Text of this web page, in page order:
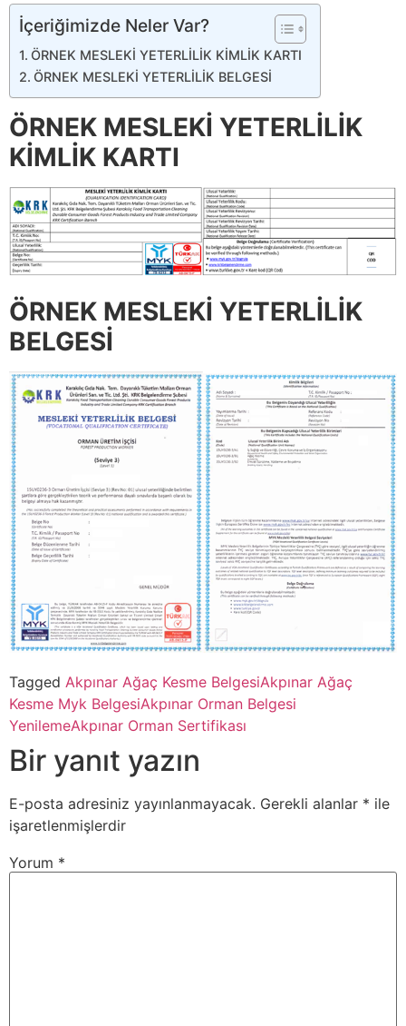
İçeriğimizde Neler Var?
ÖRNEK MESLEKİ YETERLİLİK KİMLİK KARTI
ÖRNEK MESLEKİ YETERLİLİK BELGESİ
ÖRNEK MESLEKİ YETERLİLİK
KİMLİK KARTI
ÖRNEK MESLEKİ YETERLİLİK
BELGESİ
Tagged Akpınar Ağaç Kesme BelgesiAkpınar Ağaç
Kesme Myk BelgesiAkpınar Orman Belgesi
YenilemeAkpınar Orman Sertifikası
Bir yanıt yazın
E-posta adresiniz yayınlanmayacak. Gerekli alanlar * ile
işaretlenmişlerdir
Yorum *